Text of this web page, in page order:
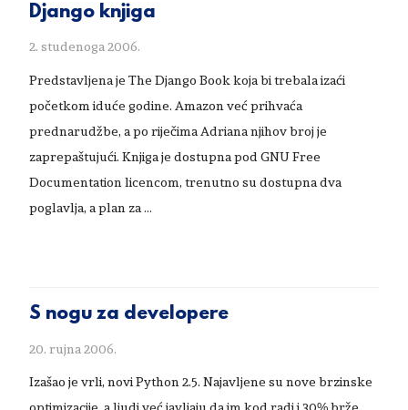
Django knjiga
2. studenoga 2006.
Predstavljena je The Django Book koja bi trebala izaći
početkom iduće godine. Amazon već prihvaća
prednarudžbe, a po riječima Adriana njihov broj je
zaprepaštujući. Knjiga je dostupna pod GNU Free
Documentation licencom, trenutno su dostupna dva
poglavlja, a plan za …
S nogu za developere
20. rujna 2006.
Izašao je vrli, novi Python 2.5. Najavljene su nove brzinske